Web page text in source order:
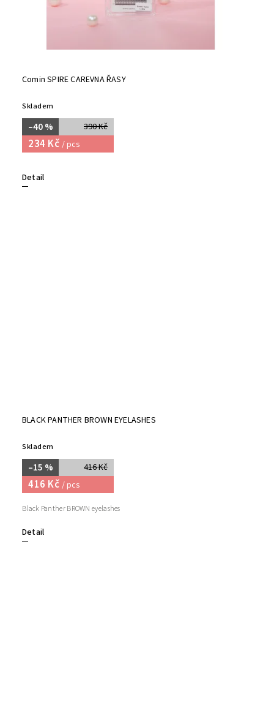
Comin SPIRE CAREVNA ŘASY
Skladem
390 Kč
–40 %
234 Kč / pcs
Detail
BLACK PANTHER BROWN EYELASHES
Skladem
416 Kč
–15 %
416 Kč / pcs
Detail
Black Panther BROWN eyelashes